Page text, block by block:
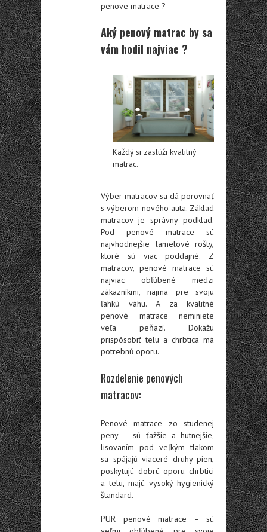
penove matrace ?
Aký penový matrac by sa
vám hodil najviac ?
Každý si zaslúži kvalitný
matrac.
Výber matracov sa dá porovnať
s výberom nového auta. Základ
matracov je správny podklad.
Pod penové matrace sú
najvhodnejšie lamelové rošty,
ktoré sú viac poddajné. Z
matracov, penové matrace sú
najviac obľúbené medzi
zákazníkmi, najmä pre svoju
ľahkú váhu. A za kvalitné
penové matrace neminiete
veľa peňazí. Dokážu
prispôsobiť telu a chrbtica má
potrebnú oporu.
Rozdelenie penových
matracov:
Penové matrace zo studenej
peny – sú ťažšie a hutnejšie,
lisovaním pod veľkým tlakom
sa spájajú viaceré druhy pien,
poskytujú dobrú oporu chrbtici
a telu, majú vysoký hygienický
štandard.
PUR penové matrace – sú